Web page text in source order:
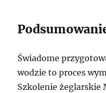
Świadome
wodzie to proces
Szkolenie żeglarskie